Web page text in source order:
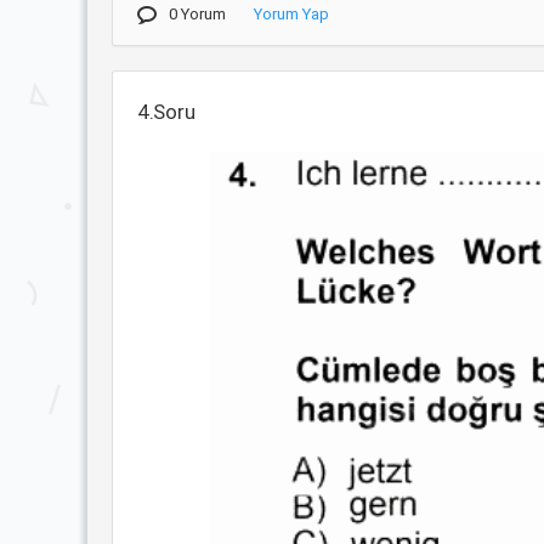
0 Yorum Yorum Yap
4.Soru